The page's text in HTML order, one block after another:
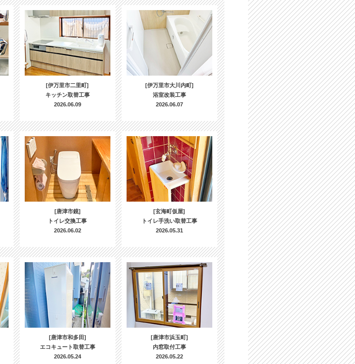
[伊万里市二里町]
キッチン取替工事
2026.06.09
[伊万里市大川内町]
浴室改装工事
2026.06.07
[唐津市鏡]
トイレ交換工事
2026.06.02
[玄海町仮屋]
トイレ手洗い取替工事
2026.05.31
[唐津市和多田]
エコキュート取替工事
2026.05.24
[唐津市浜玉町]
内窓取付工事
2026.05.22